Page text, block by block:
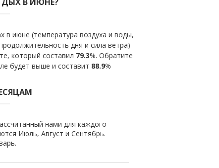
июне (температура воздуха и воды,
дня и сила ветра)
который составил 79.3%. Обратите
будет выше и составит 88.9%
нами для каждого
Июль, Август и Сентябрь.